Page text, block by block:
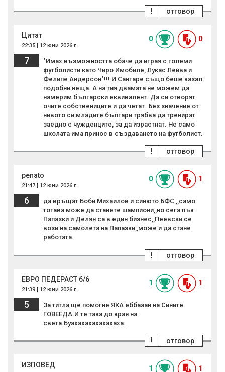
отговор
!
Цитат
22:35 | 12 юни 2026 г.
0 0
7
"Имах възможността обаче да играя с големи
футболисти като Чиро Имобиле, Лукас Лейва и
Фелипе Андерсон"!!! И Сангаре също беше казал
подобни неща. А на тия двамата не можем да
намерим български еквивалент. Да си отворят
очите собствениците и да четат. Без значение от
нивото си младите българи трябва да тренират
заедно с чужденците, за да израстнат. Не само
школата има принос в създаването на футболист.
отговор
!
penato
21:47 | 12 юни 2026 г.
0 1
6
да връщат Боби Михайлов и синюто БФС ,,само
тогава може да станете шампиони,,но сега пък
Папазки и Делян са в един бизнес,,Пеевски се
вози на самолета на Папазки,,може и да стане
работата.
отговор
!
ЕВРО ПЕДЕРАСТ 6/6
21:39 | 12 юни 2026 г.
1 1
5
За титла ще помогне ЯКА еббааан на Сините
ГОВЕЕДА.И те така до края на
света.Буахахахахахахаха.
отговор
!
ИЗПОВЕД 1 1